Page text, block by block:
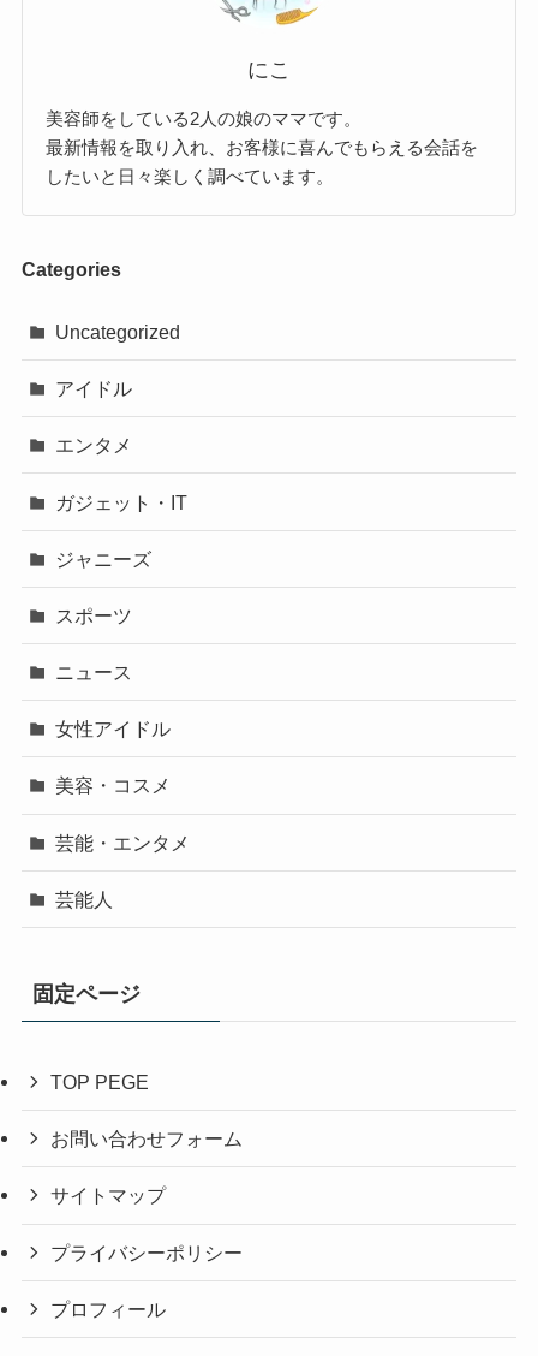
にこ
美容師をしている2人の娘のママです。
最新情報を取り入れ、お客様に喜んでもらえる会話を
したいと日々楽しく調べています。
Categories
Uncategorized
アイドル
エンタメ
ガジェット・IT
ジャニーズ
スポーツ
ニュース
女性アイドル
美容・コスメ
芸能・エンタメ
芸能人
固定ページ
TOP PEGE
お問い合わせフォーム
サイトマップ
プライバシーポリシー
プロフィール